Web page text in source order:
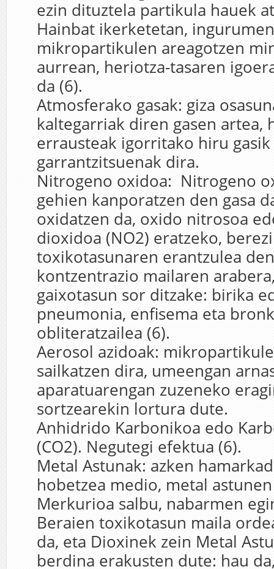
ezin dituztela partikula hauek
Hainbat ikerketetan,
mikropartikulen areagotzen
aurrean, heriotza-tasaren
da (6).
Atmosferako gasak: giza
kaltegarriak diren gasen artea,
errausteak igorritako hiru gasik
garrantzitsuenak dira.
Nitrogeno oxidoa: Nitrogeno
gehien kanporatzen den gasa
oxidatzen da, oxido nitrosoa
dioxidoa (NO2) eratzeko,
toxikotasunaren erantzulea
kontzentrazio mailaren
gaixotasun sor ditzake: birika
pneumonia, enfisema eta
obliteratzailea (6).
Aerosol azidoak:
sailkatzen dira, umeengan
aparatuarengan zuzeneko
sortzearekin lortura dute.
Anhidrido Karbonikoa edo
(CO2). Negutegi efektua (6).
Metal Astunak: azken
hobetzea medio, metal
Merkurioa salbu, nabarmen
Beraien toxikotasun maila
da, eta Dioxinek zein Metal
berdina erakusten dute: hau